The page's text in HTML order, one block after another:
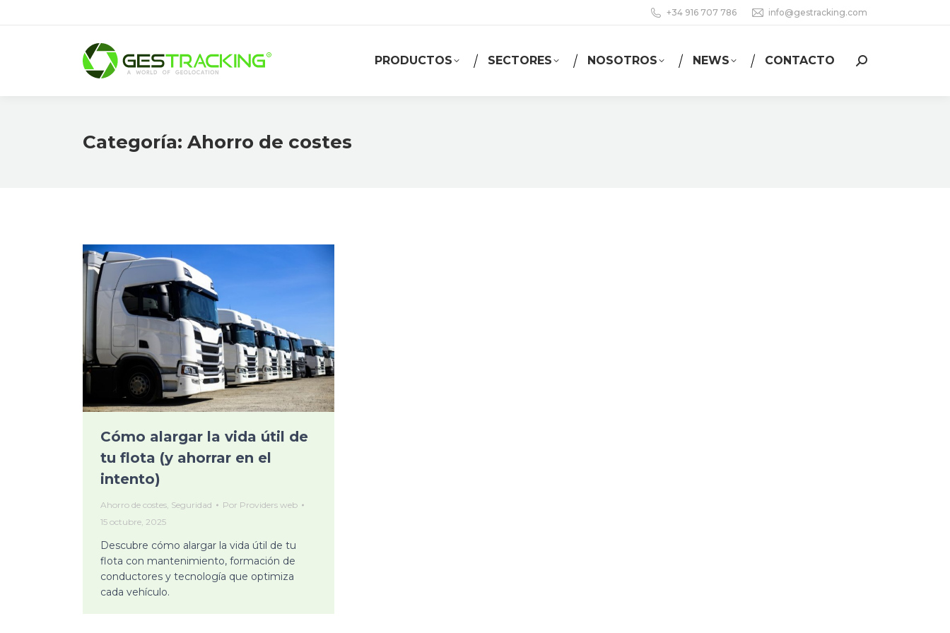
+34 916 707 786 info@gestracking.com
PRODUCTOS SECTORES NOSOTROS NEWS CONTACTO Buscar:
Categoría: Ahorro de costes
Cómo alargar la vida útil de
tu flota (y ahorrar en el
intento)
Ahorro de costes Seguridad Por Providers web
15 octubre, 2025
Descubre cómo alargar la vida útil de tu
flota con mantenimiento, formación de
conductores y tecnología que optimiza
cada vehículo.